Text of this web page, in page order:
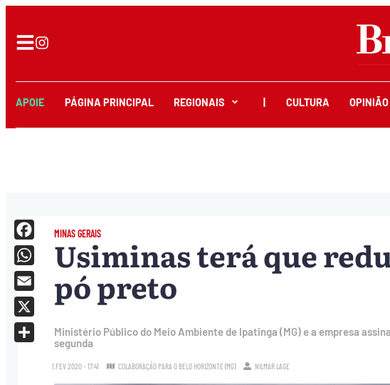
APOIE PÁGINA PRINCIPAL REGIONAIS CULTURA OPINIÃO
MINAS GERAIS
Usiminas terá que
pó preto
Ministério Público do Meio Ambiente de Ipatinga (MG) e a empresa
segunda
1.FEV.2020 - 17:41 COLABORAÇÃO PARA O BELO HORIZONTE (MG) NILMAR LAGE
Facebook
WhatsApp
Email
X